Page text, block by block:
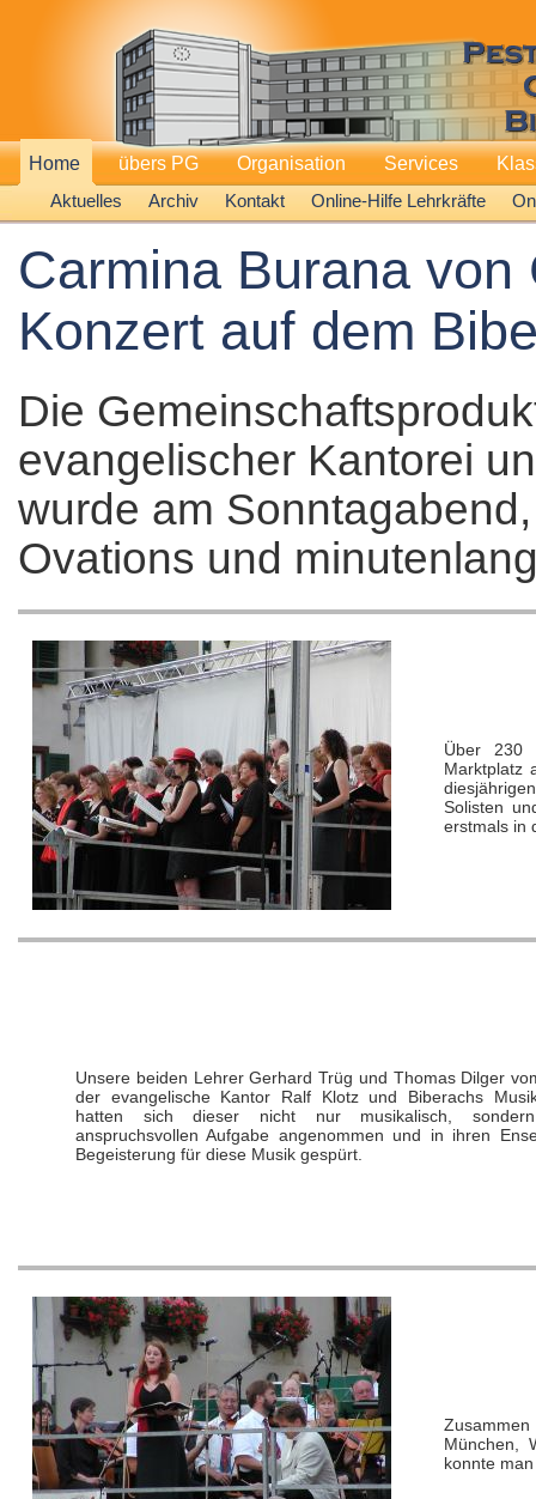
Home
Aktuelles
Archiv Kontakt Online-Hilfe Lehrkräfte
übers PG Organisation Services
Carmina Burana
Konzert auf dem
Die
evangelischer Kantorei
wurde am
Ovations und
Über 230
Marktplatz
Solisten
erstmals in
Unsere beiden Lehrer Gerhard Trüg und Thomas Dilger
der evangelische Kantor Ralf Klotz und Biberachs
hatten sich dieser nicht nur musikalisch, sondern
anspruchsvollen Aufgabe angenommen und in ihren
Begeisterung für diese Musik gespürt.
Zusammen
München,
konnte